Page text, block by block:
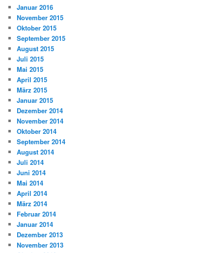
Januar 2016
November 2015
Oktober 2015
September 2015
August 2015
Juli 2015
Mai 2015
April 2015
März 2015
Januar 2015
Dezember 2014
November 2014
Oktober 2014
September 2014
August 2014
Juli 2014
Juni 2014
Mai 2014
April 2014
März 2014
Februar 2014
Januar 2014
Dezember 2013
November 2013